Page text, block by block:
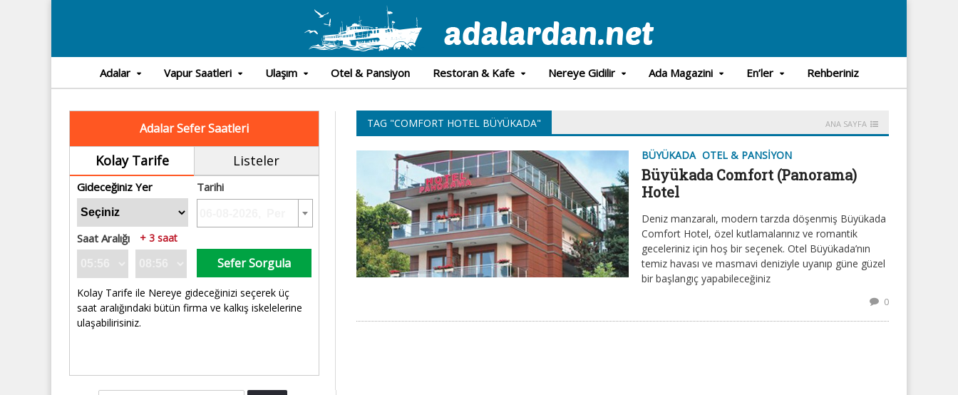
Adalar Vapur Saatleri Ulaşım Otel & Pansiyon Restoran & Kafe Nereye Gidilir Ada Magazini En’ler Rehberiniz
Adalar Sefer Saatleri
Kolay Tarife Listeler
Gideceğiniz Yer Tarihi
Saat Aralığı + 3 saat
Sefer Sorgula
Kolay Tarife ile Nereye gideceğinizi seçerek üç
saat aralığındaki bütün firma ve kalkış iskelelerine
ulaşabilirisiniz.
TAG "COMFORT HOTEL BÜYÜKADA" ANA SAYFA
BÜYÜKADA OTEL & PANSIYON
Büyükada Comfort (Panorama)
Hotel
Deniz manzaralı, modern tarzda döşenmiş Büyükada
Comfort Hotel, özel kutlamalarınız ve romantik
geceleriniz için hoş bir seçenek. Otel Büyükada’nın
temiz havası ve masmavi deniziyle uyanıp güne güzel
bir başlangıç yapabileceğiniz
0